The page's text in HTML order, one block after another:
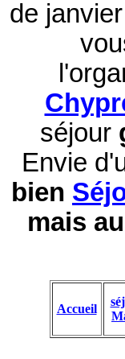
de
séjour
Envie
bien
mais
Accueil